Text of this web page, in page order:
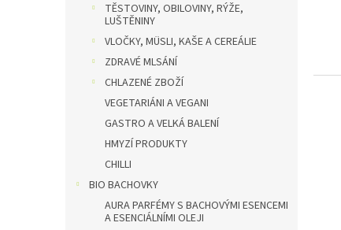
TĚSTOVINY, OBILOVINY, RÝŽE,
LUŠTĚNINY
VLOČKY, MÜSLI, KAŠE A CEREÁLIE
ZDRAVÉ MLSÁNÍ
CHLAZENÉ ZBOŽÍ
VEGETARIÁNI A VEGANI
GASTRO A VELKÁ BALENÍ
HMYZÍ PRODUKTY
CHILLI
BIO BACHOVKY
AURA PARFÉMY S BACHOVÝMI ESENCEMI
A ESENCIÁLNÍMI OLEJI